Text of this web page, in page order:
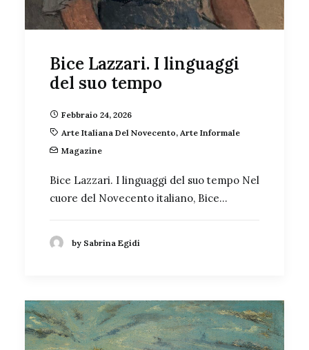
Bice Lazzari. I linguaggi
del suo tempo
Febbraio 24, 2026
Arte Italiana Del Novecento, Arte Informale
Magazine
Bice Lazzari. I linguaggi del suo tempo Nel
cuore del Novecento italiano, Bice…
by Sabrina Egidi